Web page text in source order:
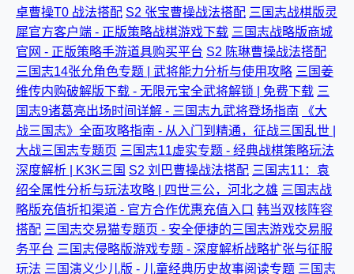
卓曹操T0 战法搭配 S2 张宝曹操战法搭配 三国志战棋版灵
犀官方客户端 - 正版策略战棋游戏下载 三国志战略版商城
官网 - 正版策略手游道具购买平台 S2 陈琳曹操战法搭配
三国志14张允角色专题 | 武将能力分析与使用攻略 三国姜
维传内购破解版下载 - 无限元宝全武将解锁 | 免费下载 三
国志9诸葛亮出场时间详解 - 三国志九武将登场指南
《大
战三国志》全面攻略指南 - 从入门到精通，征战三国乱世 |
大战三国志专题页 三国志11虚实专题 - 经典战棋策略玩法
深度解析 | K3K三国 S2 刘巴曹操战法搭配 三国志11：袁
绍全属性分析与玩法攻略 | 四世三公，河北之雄 三国志战
略版充值折扣渠道 - 官方合作优惠充值入口 韩当双核阵容
搭配 三国志交易猫专题页 - 安全便捷的三国志游戏交易服
务平台 三国志侵略版游戏专题 - 深度解析战略扩张与征服
玩法 三国演义少儿版 - 儿童经典历史故事阅读专题 三国志